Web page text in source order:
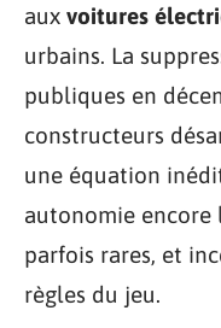
aux voitures
urbains. La
publiques en
constructeurs
une équation
autonomie encore
parfois rares, et
règles du jeu.